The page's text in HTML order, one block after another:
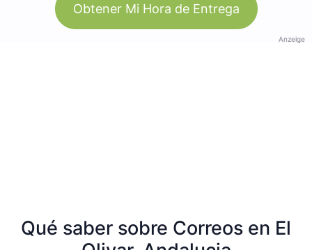
Obtener Mi Hora de Entrega
Anzeige
Qué saber sobre Correos en El